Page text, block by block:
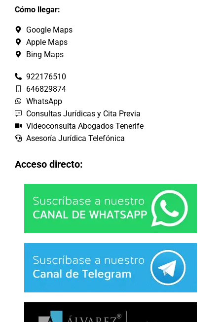
Cómo llegar:
Google Maps
Apple Maps
Bing Maps
922176510
646829874
WhatsApp
Consultas Jurídicas y Cita Previa
Videoconsulta Abogados Tenerife
Asesoría Jurídica Telefónica
Acceso directo: